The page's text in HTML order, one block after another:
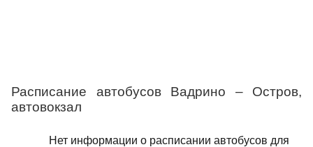
Расписание автобусов Вадрино – Остров,
автовокзал
Нет информации о расписании автобусов для